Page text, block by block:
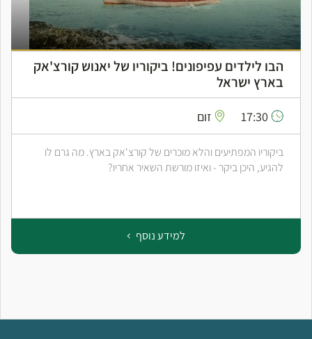
הבו לילדים עפיפונים! ביקוריו של יאנוש קורצ'אק
בארץ ישראל
זום
ביקוריו המפתיעים והלא מוכרים של קורצ'אק בארץ. מה גרם לו
להגיע, היכן ביקר - ואיזו מורשת השאיר אחריו?
למידע נוסף